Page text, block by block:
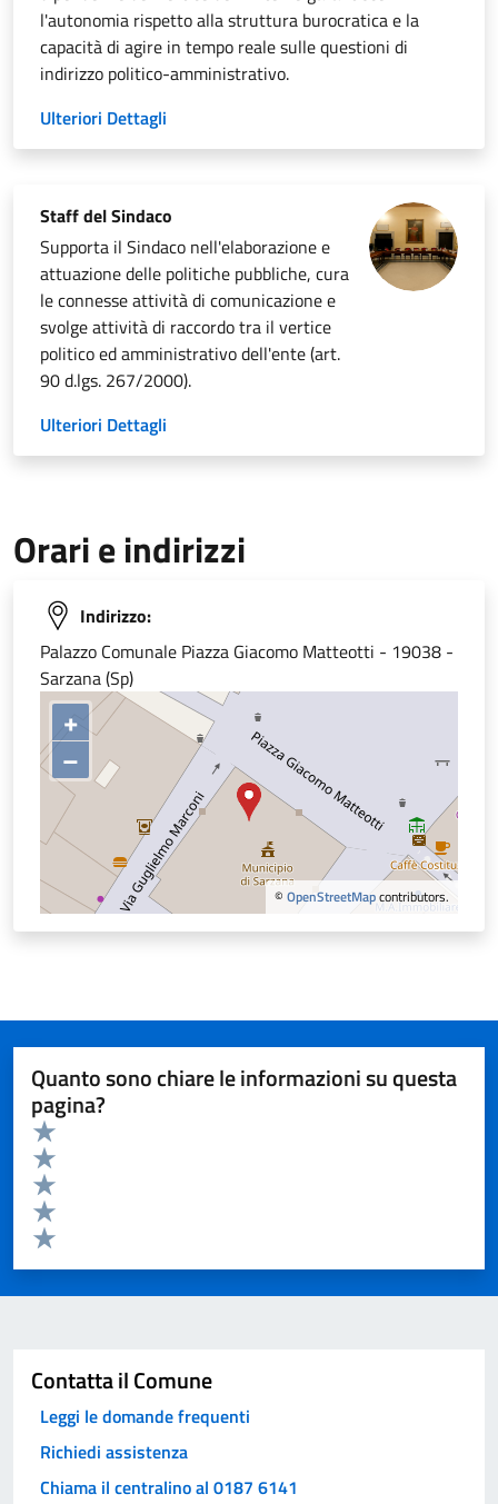
l'autonomia rispetto alla struttura burocratica e la
capacità di agire in tempo reale sulle questioni di
indirizzo politico-amministrativo.
Ulteriori Dettagli
Staff del Sindaco
Supporta il Sindaco nell'elaborazione e
attuazione delle politiche pubbliche, cura
le connesse attività di comunicazione e
svolge attività di raccordo tra il vertice
politico ed amministrativo dell'ente(art.
90 d.lgs. 267/2000).
Ulteriori Dettagli
Orari e indirizzi
Indirizzo:
Palazzo Comunale Piazza Giacomo Matteotti - 19038 -
Sarzana (Sp)
+
–
© OpenStreetMapcontributors.
Quanto sono chiare le informazioni su questa
pagina?
Valuta da 1 a 5 stelle la pagina
Valuta 5 stelle su 5
Valuta 4 stelle su 5
Valuta 3 stelle su 5
Valuta 2 stelle su 5
Valuta 1 stelle su 5
Contatta il Comune
Leggi le domande frequenti
Richiedi assistenza
Chiama il centralino al 0187 6141